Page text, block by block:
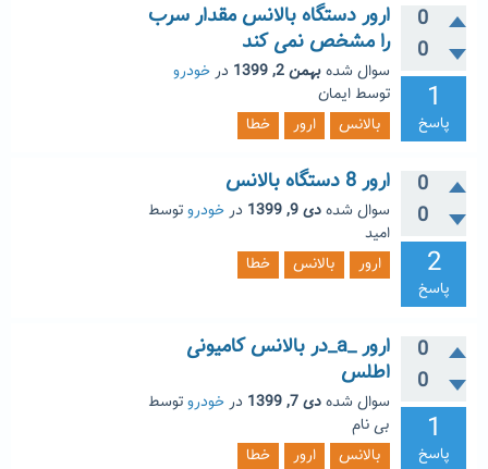
0
0
1
پاسخ
ارور دستگاه بالانس مقدار سرب
را مشخص نمی کند
سوال شدهبهمن 2, 1399 درخودرو
توسط ایمان
بالانس
ارور خطا
0
0
2
پاسخ
ارور 8 دستگاه بالانس
سوال شدهدی 9, 1399 درخودروتوسط
امید
ارور
بالانس خطا
0
0
1
پاسخ
ارور _a_در بالانس کامیونی
اطلس
سوال شدهدی 7, 1399 درخودروتوسط
بی نام
بالانس
ارور خطا